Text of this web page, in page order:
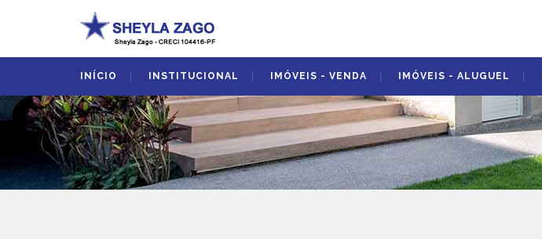
INÍCIO INSTITUCIONAL IMÓVEIS - VENDA IMÓVEIS - ALUGUEL